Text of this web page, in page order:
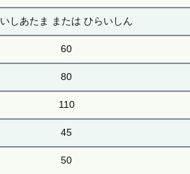
いしあたま または ひらいしん
60
80
110
45
50